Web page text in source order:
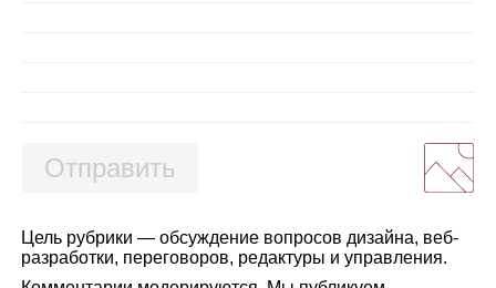
Отправить
Цель рубрики — обсуждение вопросов дизайна, веб-
разработки, переговоров, редактуры и управления.